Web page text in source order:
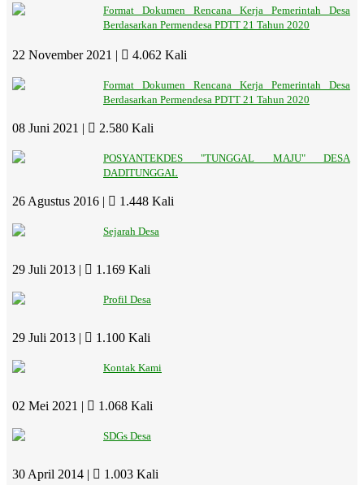
Format Dokumen Rencana Kerja Pemerintah Desa
Berdasarkan Permendesa PDTT 21 Tahun 2020
22 November 2021 | 4.062 Kali
Format Dokumen Rencana Kerja Pemerintah Desa
Berdasarkan Permendesa PDTT 21 Tahun 2020
08 Juni 2021 | 2.580 Kali
POSYANTEKDES "TUNGGAL MAJU" DESA
DADITUNGGAL
26 Agustus 2016 | 1.448 Kali
Sejarah Desa
29 Juli 2013 | 1.169 Kali
Profil Desa
29 Juli 2013 | 1.100 Kali
Kontak Kami
02 Mei 2021 | 1.068 Kali
SDGs Desa
30 April 2014 | 1.003 Kali